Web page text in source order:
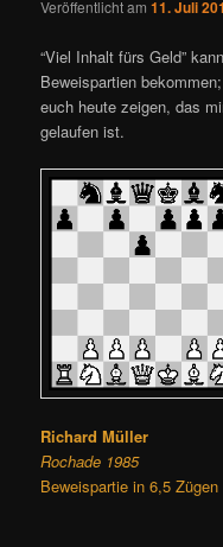
s
a
v
i
g
a
Veröffentlicht am11. Juli
“Viel Inhalt fürs Geld”
Beweispartien
euch heute zeigen, das
gelaufen ist.
Richard Müller
Rochade 1985
Beweispartie in 6,5 Zügen